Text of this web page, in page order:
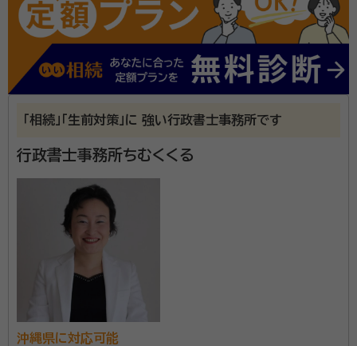
価や資産活用コンサルティングなど、専門家だからこそ
可能な相続知識と豊富な経験でしっかりとサポートいた
します。 またお客様の要望に沿った、適法な遺言書の作
成を行います。 公正証書遺言に必要な証人（2名）も弊
い。
資格等：
所属団体：沖縄県行政書士会
「相続」「生前対策」に 強い行政書士事務所です
行政書士事務所ちむくくる
沖縄県に対応可能